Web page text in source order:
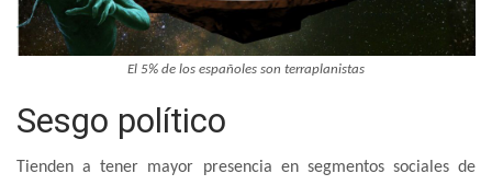
El 5% de los españoles son terraplanistas
Sesgo político
Tienden a tener mayor presencia en segmentos sociales de